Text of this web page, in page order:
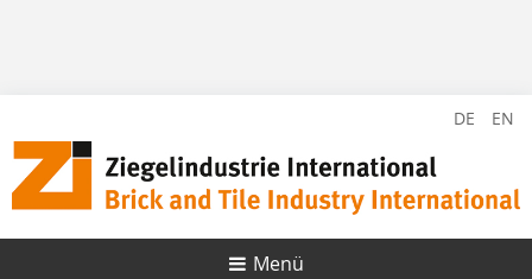
DE EN
Menü